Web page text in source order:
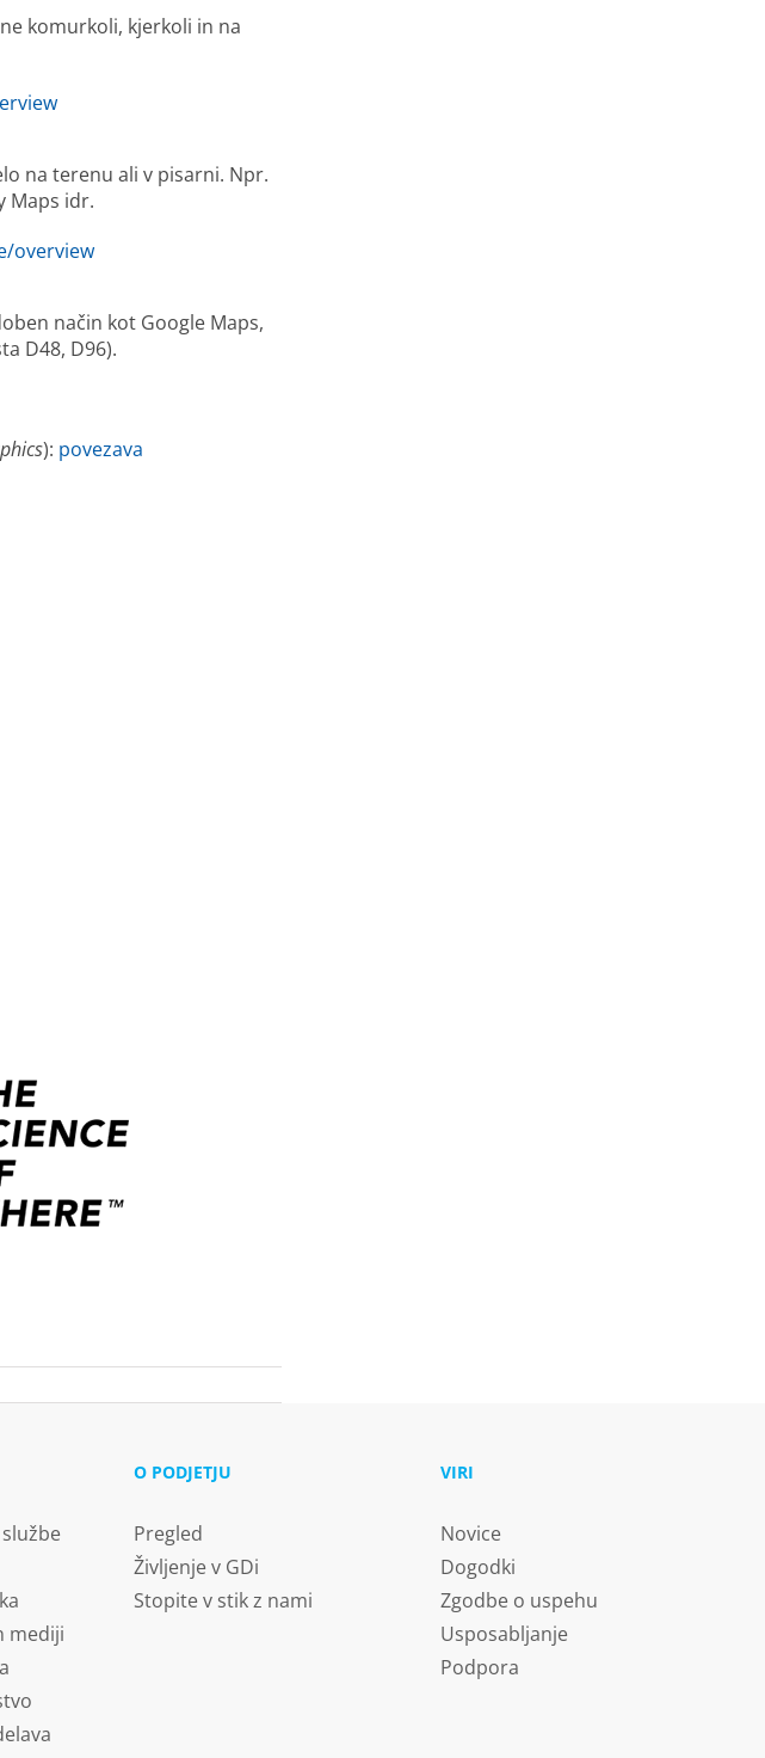
komurkoli, kjerkoli in na
na terenu ali v pisarni. Npr.
Maps idr.
overview
način kot Google Maps,
D48, D96).
): povezava
mediji
O PODJETJU
Pregled
Življenje v GDi
Stopite v stik z nami
VIRI
Novice
Dogodki
Zgodbe o uspehu
Usposabljanje
Podpora